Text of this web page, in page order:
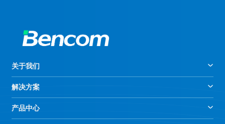
关于我们
解决方案
产品中心